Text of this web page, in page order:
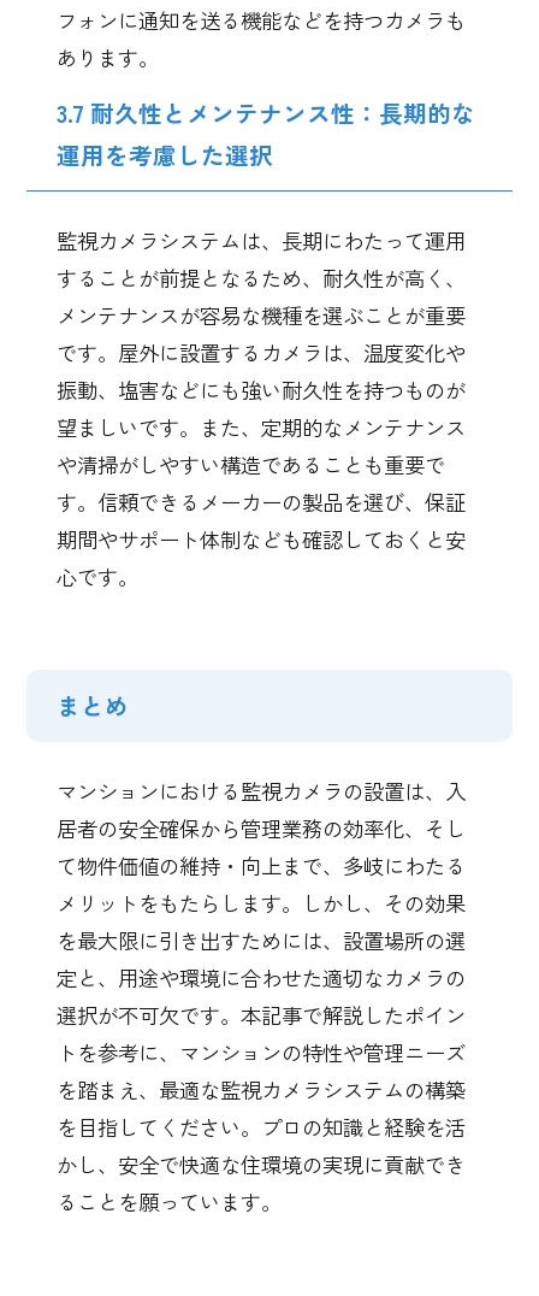
フォンに通知を送る機能などを持つカメラも
あります。
3.7 耐久性とメンテナンス性：長期的な
運用を考慮した選択
監視カメラシステムは、長期にわたって運用
することが前提となるため、耐久性が高く、
メンテナンスが容易な機種を選ぶことが重要
です。屋外に設置するカメラは、温度変化や
振動、塩害などにも強い耐久性を持つものが
望ましいです。また、定期的なメンテナンス
や清掃がしやすい構造であることも重要で
す。信頼できるメーカーの製品を選び、保証
期間やサポート体制なども確認しておくと安
心です。
まとめ
マンションにおける監視カメラの設置は、入
居者の安全確保から管理業務の効率化、そし
て物件価値の維持・向上まで、多岐にわたる
メリットをもたらします。しかし、その効果
を最大限に引き出すためには、設置場所の選
定と、用途や環境に合わせた適切なカメラの
選択が不可欠です。本記事で解説したポイン
トを参考に、マンションの特性や管理ニーズ
を踏まえ、最適な監視カメラシステムの構築
を目指してください。プロの知識と経験を活
かし、安全で快適な住環境の実現に貢献でき
ることを願っています。